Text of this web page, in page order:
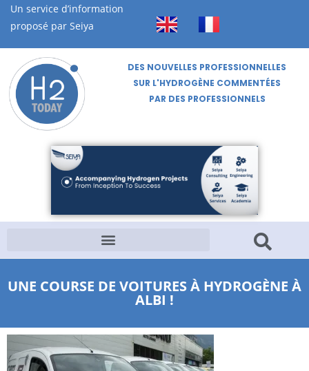
Un service d’information
proposé par Seiya
DES NOUVELLES PROFESSIONNELLES
SUR L'HYDROGÈNE COMMENTÉES
PAR DES PROFESSIONNELS
UNE COURSE DE VOITURES À HYDROGÈNE À
ALBI !